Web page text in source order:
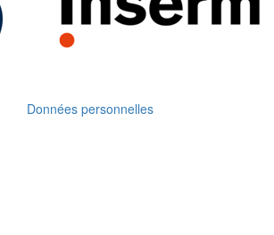
Données personnelles